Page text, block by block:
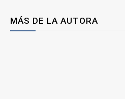
MÁS DE LA AUTORA